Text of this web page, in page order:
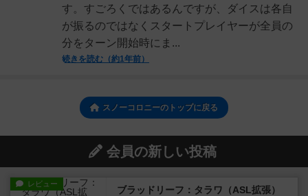
す。すごろくではあるんですが、ダイスは各自
が振るのではなくスタートプレイヤーが全員の
分をターン開始時にま...
続きを読む（約1年前）
スノーコロニーのトップに戻る
会員の新しい投稿
レビュー
ブラッドリーフ：タラワ（ASL拡張）